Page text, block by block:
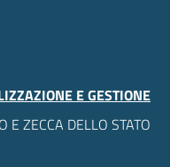
E GESTIONE
E ZECCA DELLO STATO